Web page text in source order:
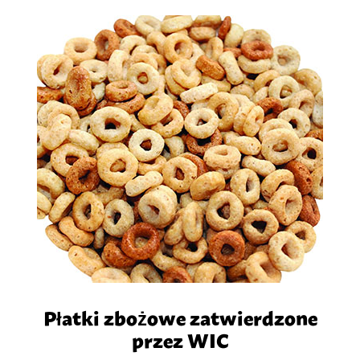
Płatki zbożowe zatwierdzone
przez WIC